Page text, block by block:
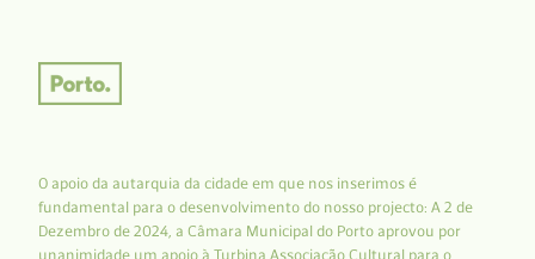
O apoio da autarquia da cidade em que nos inserimos é
fundamental para o desenvolvimento do nosso projecto: A 2 de
Dezembro de 2024, a Câmara Municipal do Porto aprovou por
unanimidade um apoio à Turbina Associação Cultural para o